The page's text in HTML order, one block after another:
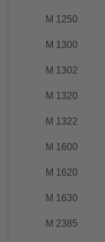
M 1250
M 1300
M 1302
M 1320
M 1322
M 1600
M 1620
M 1630
M 2385